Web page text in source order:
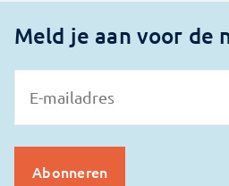
Meld je aan voor de